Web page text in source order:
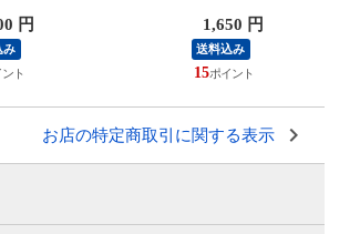
円
み
1,650 円
送料込み
15
お店の特定商取引に関する表示